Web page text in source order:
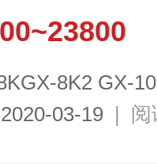
8K2 GX-
2020-03-19 | 阅